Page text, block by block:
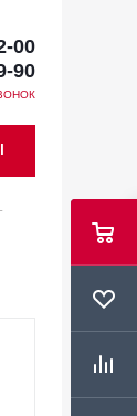
00
90